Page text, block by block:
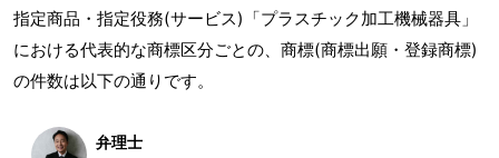
指定商品・指定役務(サービス)「プラスチック加工機械器具」
における代表的な商標区分ごとの、商標(商標出願・登録商標)
の件数は以下の通りです。
弁理士